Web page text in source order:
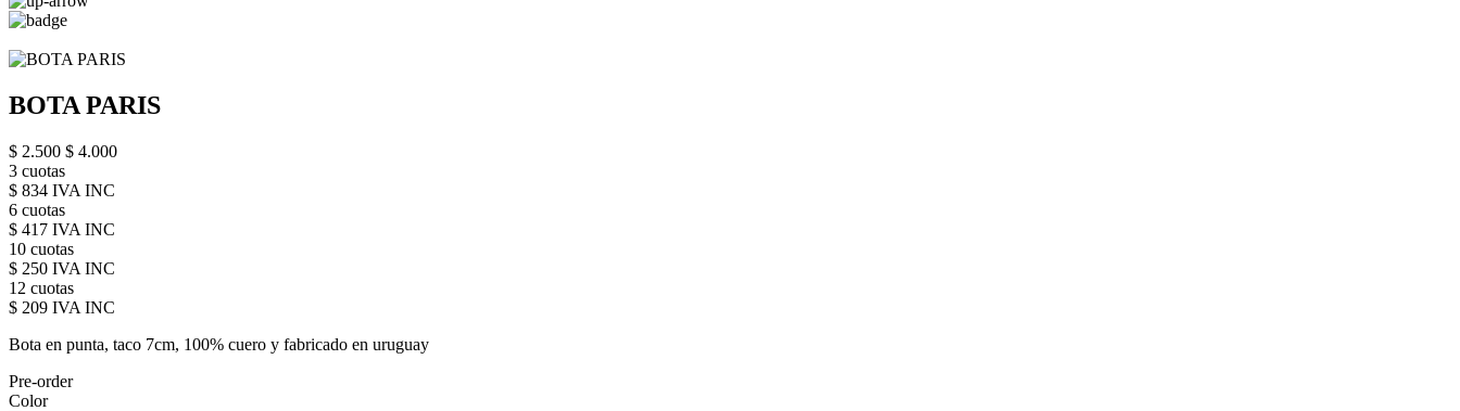
BOTA PARIS
$ 2.500 $ 4.000
3 cuotas
$ 834 IVA INC
6 cuotas
$ 417 IVA INC
10 cuotas
$ 250 IVA INC
12 cuotas
$ 209 IVA INC
Bota en punta, taco 7cm, 100% cuero y fabricado en uruguay
Pre-order
Color